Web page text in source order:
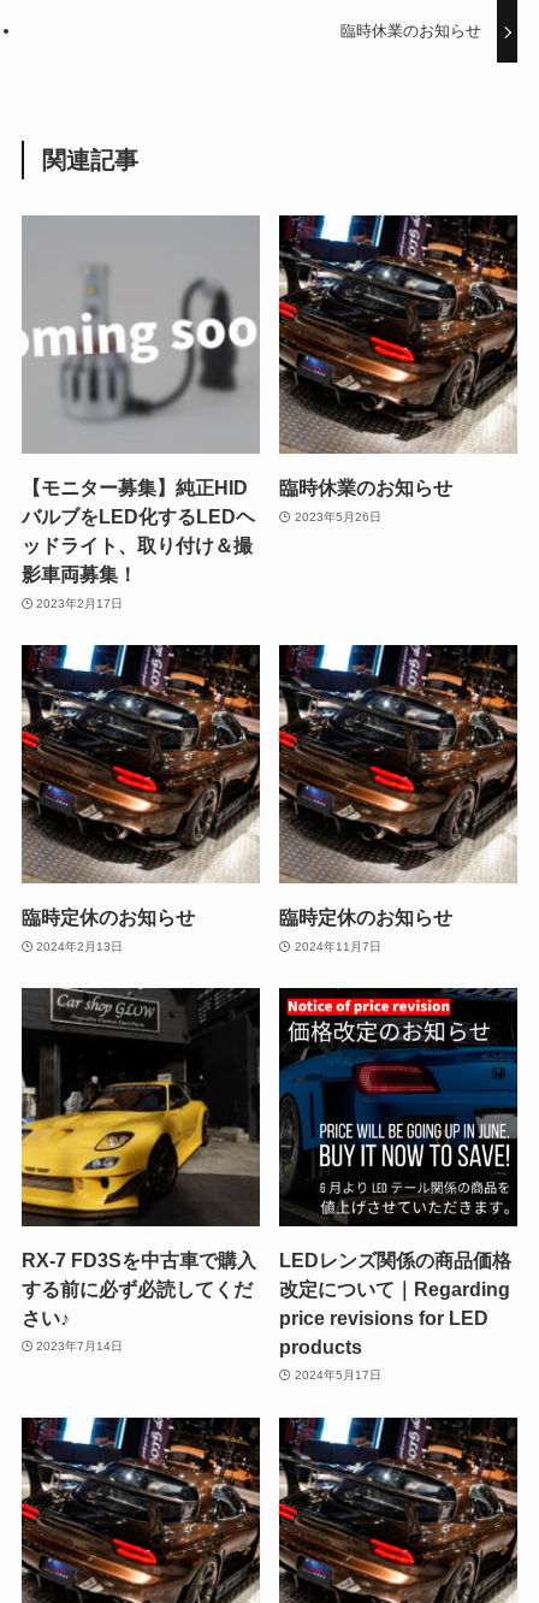
臨時休業のお知らせ
関連記事
【モニター募集】純正HID
バルブをLED化するLEDヘ
ッドライト、取り付け＆撮
影車両募集！
2023年2月17日
臨時休業のお知らせ
2023年5月26日
臨時定休のお知らせ
2024年2月13日
臨時定休のお知らせ
2024年11月7日
RX-7 FD3Sを中古車で購入
する前に必ず必読してくだ
さい♪
2023年7月14日
LEDレンズ関係の商品価格
改定について｜Regarding
price revisions for LED
products
2024年5月17日